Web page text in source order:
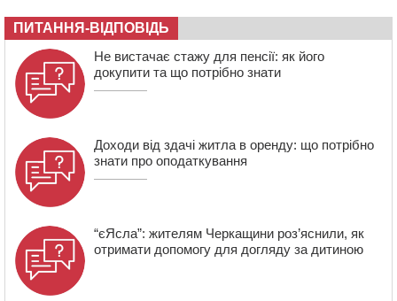
загиблих воїнів
16:07 До 1 вересня у Черкасах оновлюють дорожню
розмітку біля навчальних закладів (ФОТОФАКТ)
15:39 На честь загиблого захисника і чемпіона світу в
Черкасах відкрили спортивно-реабілітаційний центр
ПИТАННЯ-ВІДПОВІДЬ
Не вистачає стажу для пенсії: як його
докупити та що потрібно знати
Доходи від здачі житла в оренду: що потрібно
знати про оподаткування
“єЯсла”: жителям Черкащини роз’яснили, як
отримати допомогу для догляду за дитиною